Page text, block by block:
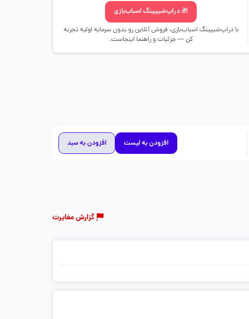
🎁 دراپ‌شیپینگ اسباب‌بازی
با دراپ‌شیپینگ اسباب‌بازی، فروش آنلاین رو بدون سرمایه اولیه تجربه
کن — جزئیات و راهنما اینجاست.
افزودن به لیست افزودن به سبد
گزارش مغایرت